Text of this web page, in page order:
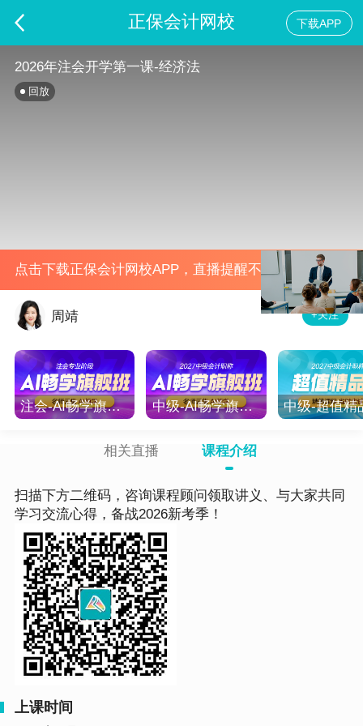
正保会计网校 下载APP
2026年注会开学第一课-经济法
回放
点击下载正保会计网校APP，直播提醒不错过
周靖 +关注
注会-AI畅学旗舰班-2027 中级-AI畅学旗舰班-2027
相关直播 课程介绍
扫描下方二维码，咨询课程顾问领取讲义、与大家共同
学习交流心得，备战2026新考季！
上课时间